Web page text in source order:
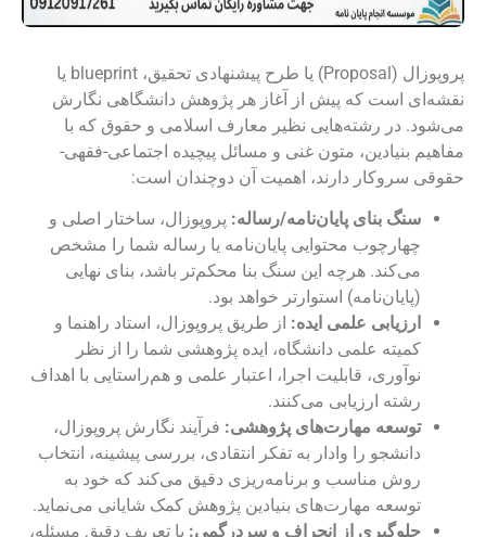
پروپوزال (Proposal) یا طرح پیشنهادی تحقیق، blueprint یا
نقشه‌ای است که پیش از آغاز هر پژوهش دانشگاهی نگارش
می‌شود. در رشته‌هایی نظیر معارف اسلامی و حقوق که با
مفاهیم بنیادین، متون غنی و مسائل پیچیده اجتماعی-فقهی-
حقوقی سروکار دارند، اهمیت آن دوچندان است:
سنگ بنای پایان‌نامه/رساله: پروپوزال، ساختار اصلی و
چهارچوب محتوایی پایان‌نامه یا رساله شما را مشخص
می‌کند. هرچه این سنگ بنا محکم‌تر باشد، بنای نهایی
(پایان‌نامه) استوارتر خواهد بود.
ارزیابی علمی ایده: از طریق پروپوزال، استاد راهنما و
کمیته علمی دانشگاه، ایده پژوهشی شما را از نظر
نوآوری، قابلیت اجرا، اعتبار علمی و هم‌راستایی با اهداف
رشته ارزیابی می‌کنند.
توسعه مهارت‌های پژوهشی: فرآیند نگارش پروپوزال،
دانشجو را وادار به تفکر انتقادی، بررسی پیشینه، انتخاب
روش مناسب و برنامه‌ریزی دقیق می‌کند که خود به
توسعه مهارت‌های بنیادین پژوهش کمک شایانی می‌نماید.
جلوگیری از انحراف و سردرگمی: با تعریف دقیق مسئله،